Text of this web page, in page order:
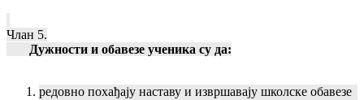
Члан 5.
Дужности и обавезе ученика су да:
редовно похађају наставу и извршавају школске обавезе